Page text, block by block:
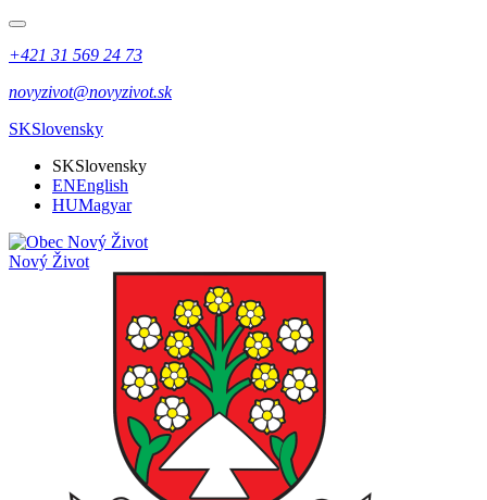
+421 31 569 24 73
novyzivot@novyzivot.sk
SKSlovensky
SKSlovensky
ENEnglish
HUMagyar
Nový Život